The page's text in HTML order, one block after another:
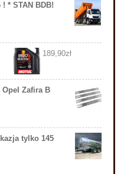
! * STAN BDB!
189,90zł
Opel Zafira B
tylko 145